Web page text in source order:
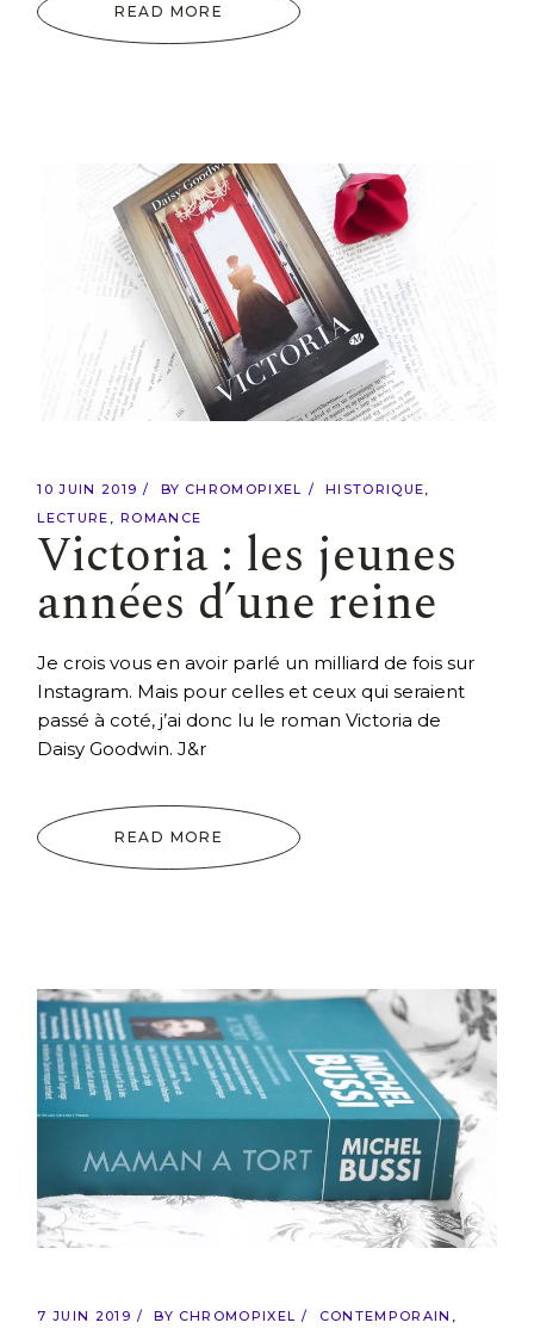
READ MORE
10 JUIN 2019 BY CHROMOPIXEL
HISTORIQUE
LECTURE
ROMANCE
Victoria : les jeunes
années d’une reine
Je crois vous en avoir parlé un milliard de fois sur
Instagram. Mais pour celles et ceux qui seraient
passé à coté, j’ai donc lu le roman Victoria de
Daisy Goodwin. J&r
READ MORE
7 JUIN 2019 BY CHROMOPIXEL
CONTEMPORAIN